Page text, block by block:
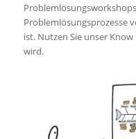
Problemlösungsprozesse
ist. Nutzen Sie unser
wird.